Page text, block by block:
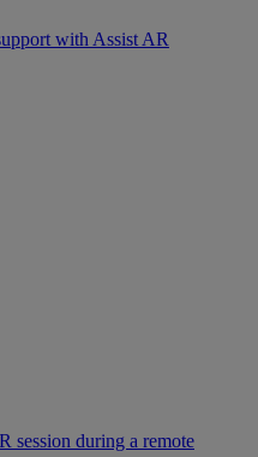
with Assist AR
session during a remote